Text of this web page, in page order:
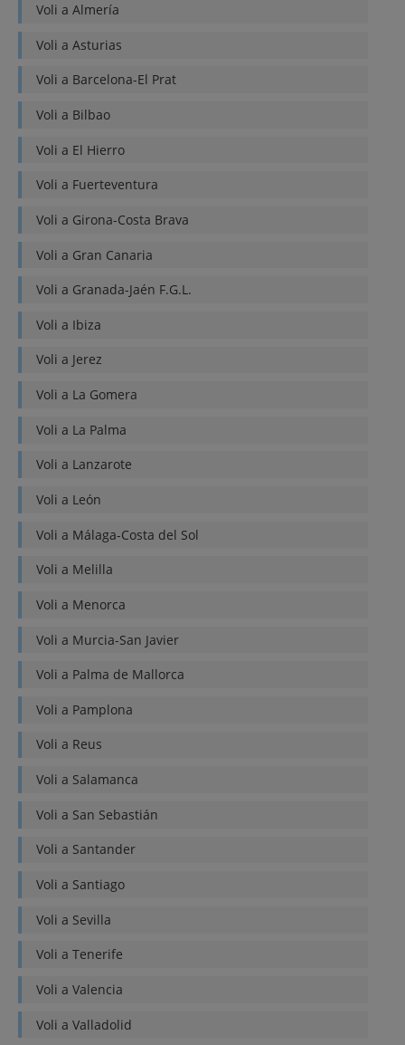
Voli a Almería
Voli a Asturias
Voli a Barcelona-El Prat
Voli a Bilbao
Voli a El Hierro
Voli a Fuerteventura
Voli a Girona-Costa Brava
Voli a Gran Canaria
Voli a Granada-Jaén F.G.L.
Voli a Ibiza
Voli a Jerez
Voli a La Gomera
Voli a La Palma
Voli a Lanzarote
Voli a León
Voli a Málaga-Costa del Sol
Voli a Melilla
Voli a Menorca
Voli a Murcia-San Javier
Voli a Palma de Mallorca
Voli a Pamplona
Voli a Reus
Voli a Salamanca
Voli a San Sebastián
Voli a Santander
Voli a Santiago
Voli a Sevilla
Voli a Tenerife
Voli a Valencia
Voli a Valladolid